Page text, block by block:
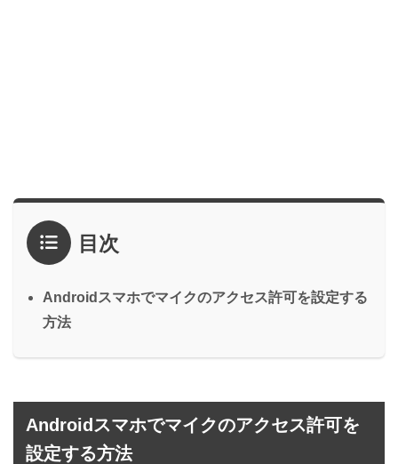
目次
Androidスマホでマイクのアクセス許可を設定する
方法
Androidスマホでマイクのアクセス許可を
設定する方法